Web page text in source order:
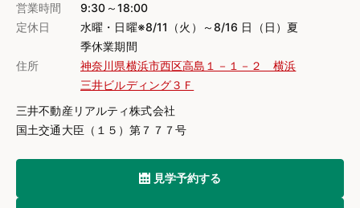
営業時間
9:30～18:00
定休日
水曜・日曜※8/11（火）～8/16 日（日）夏
季休業期間
住所
神奈川県横浜市西区高島１－１－２ 横浜
三井ビルディング３Ｆ
三井不動産リアルティ株式会社
国土交通大臣（１５）第７７７号
見学予約する